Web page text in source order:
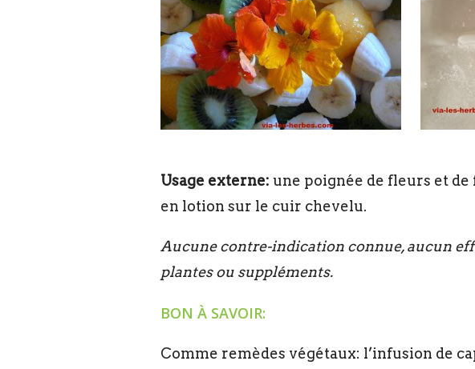
Usage externe: une poignée de fleurs et
en lotion sur le cuir chevelu.
Aucune contre-indication connue, aucun
plantes ou suppléments.
BON À SAVOIR:
Comme remèdes végétaux: l’infusion de